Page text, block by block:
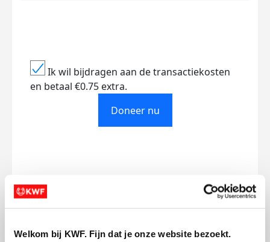
Welkom bij KWF. Fijn dat je onze website bezoekt.
Ik wil bijdragen aan de transactiekosten
en betaal €0.75 extra.
Doneer nu
Opgehaald
€2.517
Streefbedrag
€5.000
Doneer